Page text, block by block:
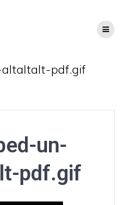
altaltalt-pdf.gif
un-
pdf.gif